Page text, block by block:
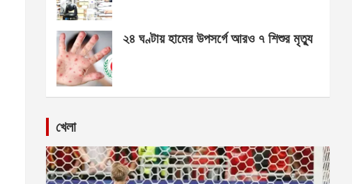
২৪ ঘণ্টায় হামের উপসর্গে আরও ৭ শিশুর মৃত্যু
খেলা